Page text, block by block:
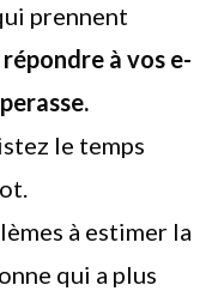
prennent
à vos e-
le temps
à estimer la
qui a plus